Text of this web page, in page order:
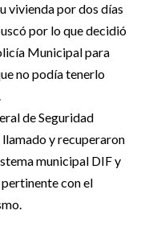
vivienda por dos días
por lo que decidió
Municipal para
no podía tenerlo
de Seguridad
y recuperaron
municipal DIF y
pertinente con el